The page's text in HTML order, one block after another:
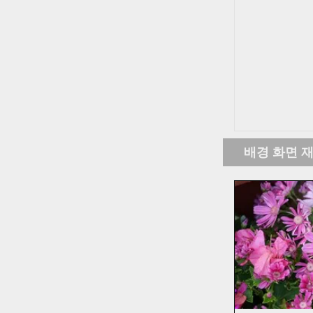
배경 화면